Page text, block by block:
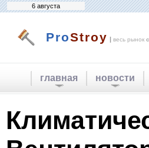
6 августа
ProStroy | весь рынок
главная новости